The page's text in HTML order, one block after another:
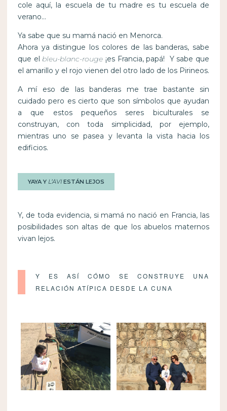
cole aquí, la escuela de tu madre es tu escuela de
verano…
Ya sabe que su mamá nació en Menorca.
Ahora ya distingue los colores de las banderas, sabe
que el bleu-blanc-rouge ¡es Francia, papá! Y sabe que
el amarillo y el rojo vienen del otro lado de los Pirineos.
A mí eso de las banderas me trae bastante sin
cuidado pero es cierto que son símbolos que ayudan
a que estos pequeños seres biculturales se
construyan, con toda simplicidad, por ejemplo,
mientras uno se pasea y levanta la vista hacia los
edificios.
YAYA Y L’AVIESTÁN LEJOS
Y, de toda evidencia, si mamá no nació en Francia, las
posibilidades son altas de que los abuelos maternos
vivan lejos.
Y ES ASÍ CÓMO SE CONSTRUYE UNA
RELACIÓN ATÍPICA DESDE LA CUNA